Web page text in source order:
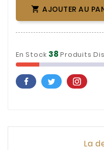
 AJOUTER AU
En Stock 38Produits
La